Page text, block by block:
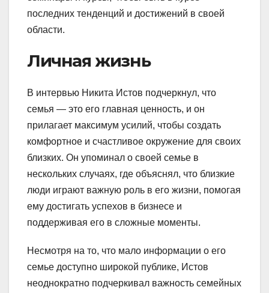
последних тенденций и достижений в своей
области.
Личная жизнь
В интервью Никита Истов подчеркнул, что
семья — это его главная ценность, и он
прилагает максимум усилий, чтобы создать
комфортное и счастливое окружение для своих
близких. Он упоминал о своей семье в
нескольких случаях, где объяснял, что близкие
люди играют важную роль в его жизни, помогая
ему достигать успехов в бизнесе и
поддерживая его в сложные моменты.
Несмотря на то, что мало информации о его
семье доступно широкой публике, Истов
неоднократно подчеркивал важность семейных